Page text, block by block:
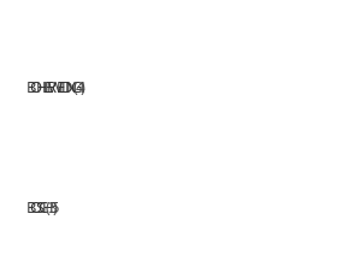
BOHLER WELDING41
BOSCH35